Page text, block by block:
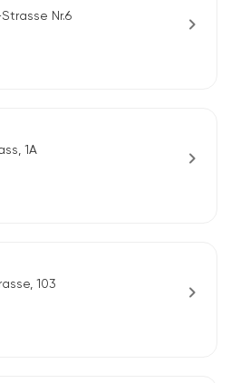
Nr.6
chevron_right
1A
chevron_right
103
chevron_right